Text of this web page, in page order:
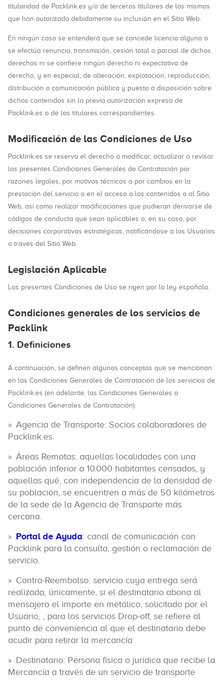
titularidad de Packlink.es y/o de terceros titulares de los mismos
que han autorizado debidamente su inclusión en el Sitio Web.
En ningún caso se entenderá que se concede licencia alguna o
se efectúa renuncia, transmisión, cesión total o parcial de dichos
derechos ni se confiere ningún derecho ni expectativa de
derecho, y en especial, de alteración, explotación, reproducción,
distribución o comunicación pública y puesta a disposición sobre
dichos contenidos sin la previa autorización expresa de
Packlink.es o de los titulares correspondientes.
Modificación de las Condiciones de Uso
Packlink.es se reserva el derecho a modificar, actualizar o revisar
las presentes Condiciones Generales de Contratación por
razones legales, por motivos técnicos o por cambios en la
prestación del servicio o en el acceso a los contenidos o al Sitio
Web, así como realizar modificaciones que pudieran derivarse de
códigos de conducta que sean aplicables o, en su caso, por
decisiones corporativas estratégicas, notificándose a los Usuarios
a través del Sitio Web.
Legislación Aplicable
Las presentes Condiciones de Uso se rigen por la ley española.
Condiciones generales de los servicios de
Packlink
1. Definiciones
A continuación, se definen algunos conceptos que se mencionan
en las Condiciones Generales de Contratación de los servicios de
Packlink.es (en adelante, las Condiciones Generales o
Condiciones Generales de Contratación):
Agencia de Transporte: Socios colaboradores de
Packlink.es.
Áreas Remotas: aquellas localidades con una
población inferior a 10.000 habitantes censados, y
aquellas qué, con independencia de la densidad de
su población, se encuentren a más de 50 kilómetros
de la sede de la Agencia de Transporte más
cercana.
Portal de Ayuda: canal de comunicación con
Packlink para la consulta, gestión o reclamación de
servicio.
Contra-Reembolso: servicio cuya entrega será
realizada, únicamente, si el destinatario abona al
mensajero el importe en metálico, solicitado por el
Usuario, , para los servicios Drop-off, se refiere al
punto de conveniencia al que el destinatario debe
acudir para retirar la mercancía
Destinatario: Persona física o jurídica que recibe la
Mercancía a través de un servicio de transporte